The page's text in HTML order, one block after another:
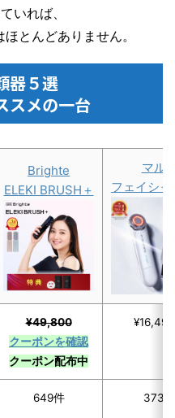
いれば、
とんどありません。
器５選
スメの一台
Brighte
ELEKI BRUSH＋
マル
フェイシ
¥49,800
クーポンを確認
クーポン配布中
649件 373件